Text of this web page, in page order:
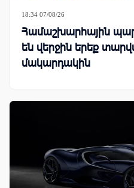
18:34 07/08/26
Համաշխարհային
են վերջին երեք
մակարդակին